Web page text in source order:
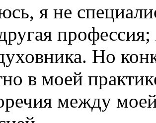
я не
Но
в моей
между